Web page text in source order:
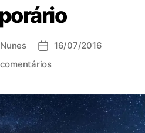
o
r
a
s
D
d
e
p
16/07/2016
e
u
d
o